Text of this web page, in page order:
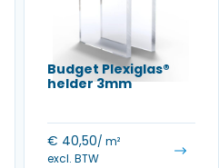
Budget Plexiglas®
helder 3mm
€ 40,50/ m²
excl. BTW